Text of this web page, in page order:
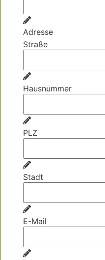
Adresse
Straße
Hausnummer
PLZ
Stadt
E-Mail